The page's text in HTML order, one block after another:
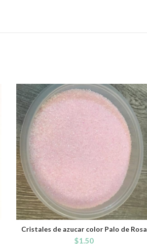
ADD TO CART
Cristales de azucar color Palo de Rosa
$1.50